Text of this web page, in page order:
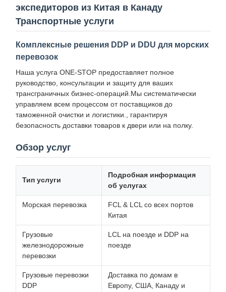
экспедиторов из Китая в Канаду
Транспортные услуги
Комплексные решения DDP и DDU для морских
перевозок
Наша услуга ONE-STOP предоставляет полное
руководство, консультации и защиту для ваших
трансграничных бизнес-операций.Мы систематически
управляем всем процессом от поставщиков до
таможенной очистки и логистики., гарантируя
безопасность доставки товаров к двери или на полку.
Обзор услуг
Тип услуги
Подробная информация
об услугах
Морская перевозка
FCL & LCL со всех портов
Китая
Грузовые
железнодорожные
перевозки
LCL на поезде и DDP на
поезде
Грузовые перевозки
DDP
Доставка по домам в
Европу, США, Канаду и